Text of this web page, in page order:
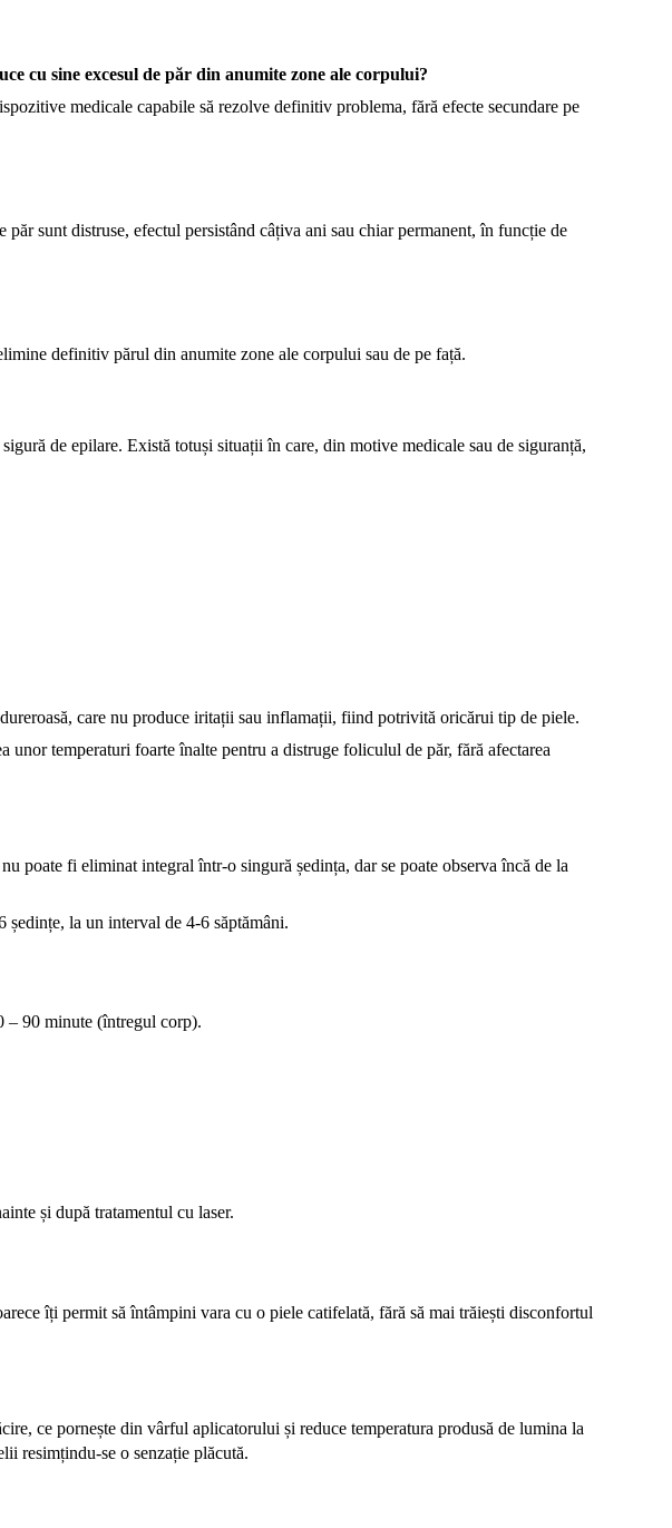
cu sine excesul de păr din anumite zone ale corpului?
medicale capabile să rezolve definitiv problema, fără efecte secundare pe
sunt distruse, efectul persistând câțiva ani sau chiar permanent, în funcție de
definitiv părul din anumite zone ale corpului sau de pe față.
de epilare. Există totuși situații în care, din motive medicale sau de siguranță,
care nu produce iritații sau inflamații, fiind potrivită oricărui tip de piele.
temperaturi foarte înalte pentru a distruge foliculul de păr, fără afectarea
poate fi eliminat integral într-o singură ședința, dar se poate observa încă de la
la un interval de 4-6 săptămâni.
– 90 minute (întregul corp).
și după tratamentul cu laser.
îți permit să întâmpini vara cu o piele catifelată, fără să mai trăiești disconfortul
ce pornește din vârful aplicatorului și reduce temperatura produsă de lumina la
resimțindu-se o senzație plăcută.